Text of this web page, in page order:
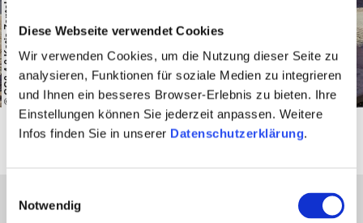
Diese Webseite verwendet Cookies
Wir verwenden Cookies, um die Nutzung dieser Seite zu
analysieren, Funktionen für soziale Medien zu integrieren
und Ihnen ein besseres Browser-Erlebnis zu bieten. Ihre
Einstellungen können Sie jederzeit anpassen. Weitere
Infos finden Sie in unserer Datenschutzerklärung.
Notwendig
ShopRheinhessen-Blog Karte
© CC0 4.0 Katja Zentel
Startseite Kultur & Städte Städte und Regionen
Partner